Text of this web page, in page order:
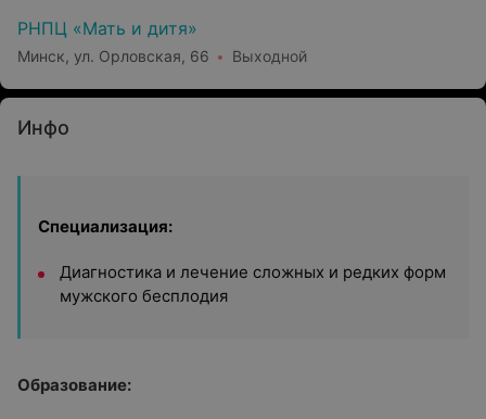
РНПЦ «Мать и дитя»
Минск, ул. Орловская, 66 Выходной
Инфо
Специализация:
Диагностика и лечение сложных и редких форм
мужского бесплодия
Образование: